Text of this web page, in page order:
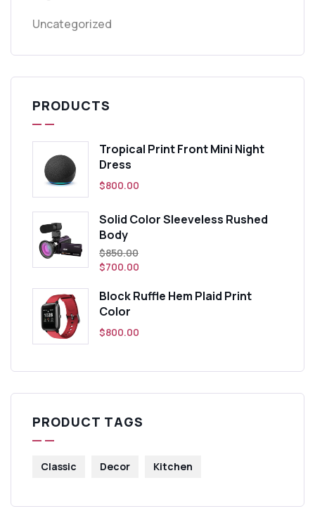
Uncategorized
PRODUCTS
Tropical Print Front Mini Night
Dress
$800.00
Solid Color Sleeveless Rushed
Body
$850.00
$700.00
Block Ruffle Hem Plaid Print
Color
$800.00
PRODUCT TAGS
Classic Decor Kitchen